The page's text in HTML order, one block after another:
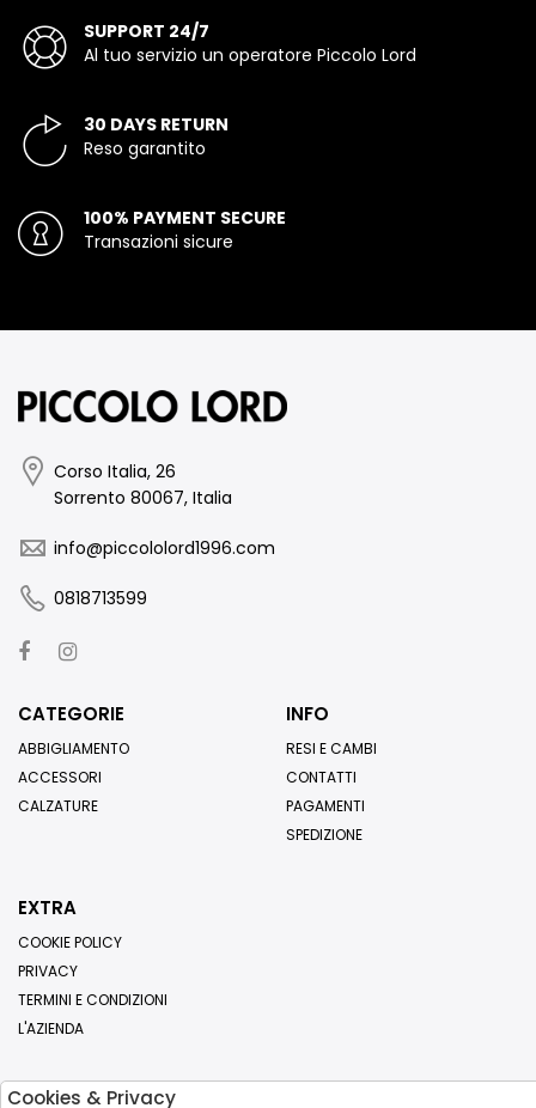
SUPPORT 24/7
Al tuo servizio un operatore Piccolo Lord
30 DAYS RETURN
Reso garantito
100% PAYMENT SECURE
Transazioni sicure
Corso Italia, 26
Sorrento 80067, Italia
info@piccololord1996.com
0818713599
CATEGORIE
ABBIGLIAMENTO
ACCESSORI
CALZATURE
INFO
RESI E CAMBI
CONTATTI
PAGAMENTI
SPEDIZIONE
EXTRA
COOKIE POLICY
PRIVACY
TERMINI E CONDIZIONI
L'AZIENDA
Cookies & Privacy